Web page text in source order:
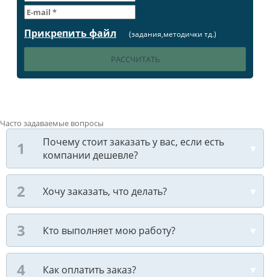
Прикрепить файл (задания,методички тд.)
Часто задаваемые вопросы
Почему стоит заказать у вас, если есть
компании дешевле?
Хочу заказать, что делать?
Кто выполняет мою работу?
Как оплатить заказ?